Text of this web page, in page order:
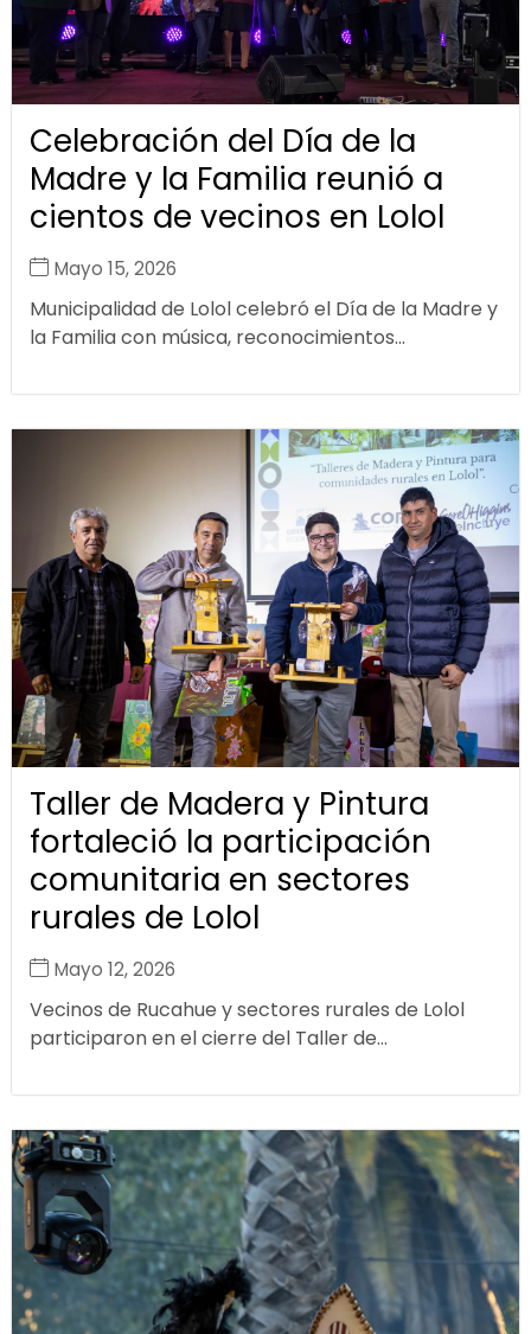
Celebración del Día de la
Madre y la Familia reunió a
cientos de vecinos en Lolol
Mayo 15, 2026
Municipalidad de Lolol celebró el Día de la Madre y
la Familia con música, reconocimientos...
Taller de Madera y Pintura
fortaleció la participación
comunitaria en sectores
rurales de Lolol
Mayo 12, 2026
Vecinos de Rucahue y sectores rurales de Lolol
participaron en el cierre del Taller de...